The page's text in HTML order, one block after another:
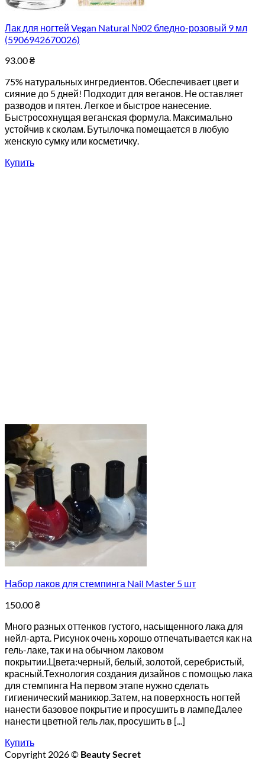
Лак для ногтей Vegan Natural №02 бледно-розовый 9 мл
(5906942670026)
93.00₴
75% натуральных ингредиентов. Обеспечивает цвет и
сияние до 5 дней! Подходит для веганов. Не оставляет
разводов и пятен. Легкое и быстрое нанесение.
Быстросохнущая веганская формула. Максимально
устойчив к сколам. Бутылочка помещается в любую
женскую сумку или косметичку.
Купить
Набор лаков для стемпинга Nail Master 5 шт
150.00₴
Много разных оттенков густого, насыщенного лака для
нейл-арта. Рисунок очень хорошо отпечатывается как на
гель-лаке, так и на обычном лаковом
покрытии.Цвета:черный, белый, золотой, серебристый,
красный.Технология создания дизайнов с помощью лака
для стемпинга На первом этапе нужно сделать
гигиенический маникюр.Затем, на поверхность ногтей
нанести базовое покрытие и просушить в лампеДалее
нанести цветной гель лак, просушить в [...]
Купить
Copyright 2026 © Beauty Secret